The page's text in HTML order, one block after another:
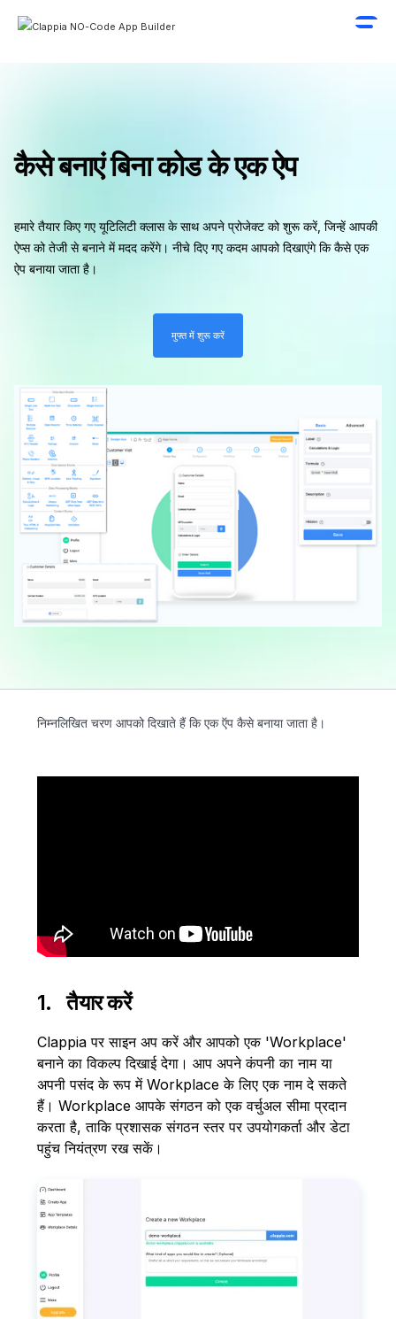
कैसे बनाएं बिना कोड के एक ऐप
हमारे तैयार किए गए यूटिलिटी क्लास के साथ अपने प्रोजेक्ट को शुरू करें, जिन्हें आपकी
ऐप्स को तेजी से बनाने में मदद करेंगे। नीचे दिए गए कदम आपको दिखाएंगे कि कैसे एक
ऐप बनाया जाता है।
मुफ्त में शुरू करें
निम्नलिखित चरण आपको दिखाते हैं कि एक ऍप कैसे बनाया जाता है।
1. तैयार करें
Clappia पर साइन अप करें और आपको एक 'Workplace'
बनाने का विकल्प दिखाई देगा। आप अपने कंपनी का नाम या
अपनी पसंद के रूप में Workplace के लिए एक नाम दे सकते
हैं। Workplace आपके संगठन को एक वर्चुअल सीमा प्रदान
करता है, ताकि प्रशासक संगठन स्तर पर उपयोगकर्ता और डेटा
पहुंच नियंत्रण रख सकें।